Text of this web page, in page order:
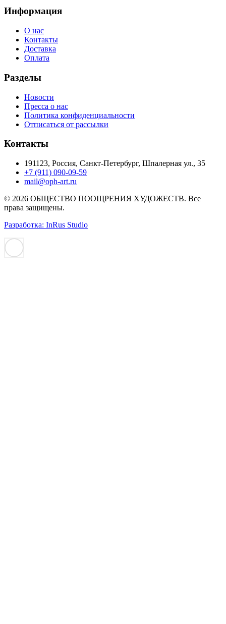
Информация
О нас
Контакты
Доставка
Оплата
Разделы
Новости
Пресса о нас
Политика конфиденциальности
Отписаться от рассылки
Контакты
191123, Россия, Санкт-Петербург, Шпалерная ул., 35
+7 (911) 090-09-59
mail@oph-art.ru
© 2026 ОБЩЕСТВО ПООЩРЕНИЯ ХУДОЖЕСТВ. Все
права защищены.
Разработка: InRus Studio